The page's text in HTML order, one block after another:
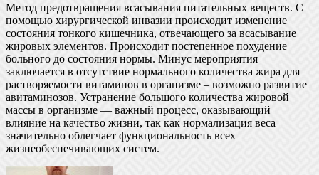
Метод предотвращения всасывания питательных веществ. С
помощью хирургической инвазии происходит изменение
состояния тонкого кишечника, отвечающего за всасывание
жировых элементов. Происходит постепенное похудение
больного до состояния нормы. Минус мероприятия
заключается в отсутствие нормального количества жира для
растворяемости витаминов в организме – возможно развитие
авитаминозов. Устранение большого количества жировой
массы в организме — важный процесс, оказывающий
влияние на качество жизни, так как нормализация веса
значительно облегчает функциональность всех
жизнеобеспечивающих систем.